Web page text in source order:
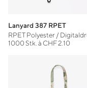
Lanyard 387 RPET
RPET Polyester /
1000 Stk. à CHF 2.10